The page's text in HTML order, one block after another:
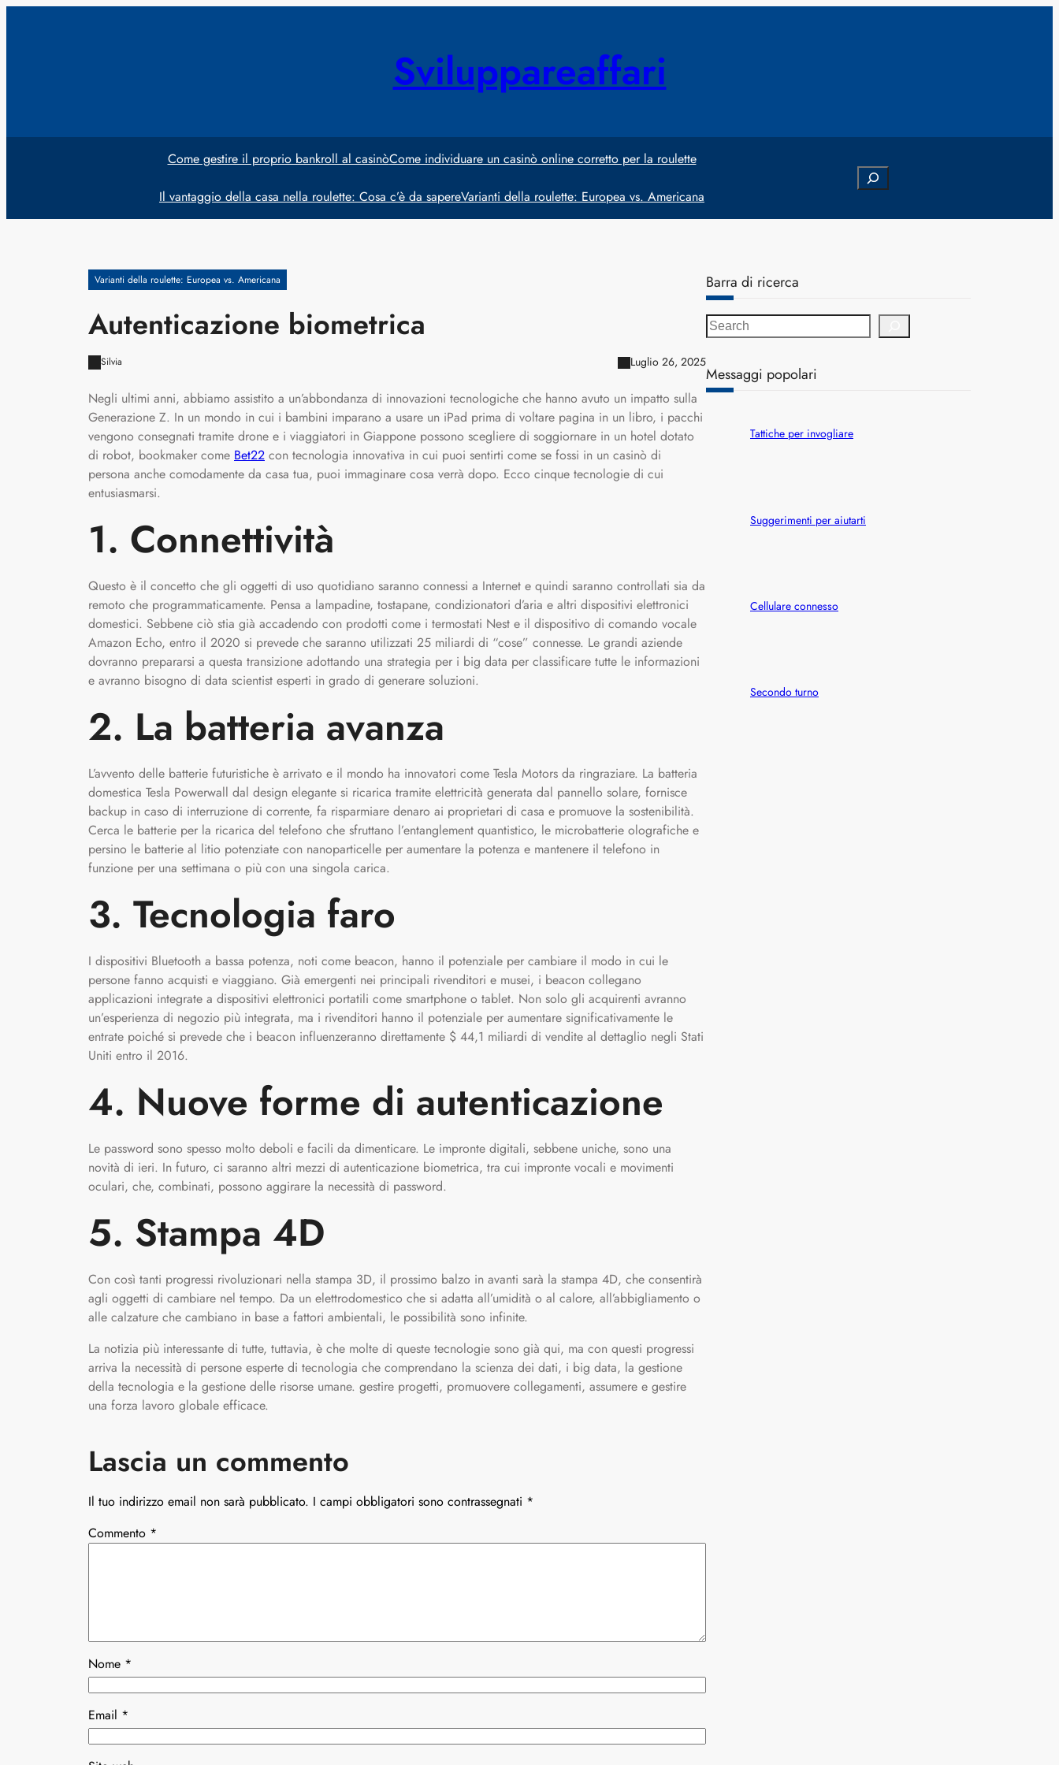
Sviluppareaffari
Come gestire il proprio bankroll al casinòCome individuare un casinò online corretto per la roulette
Il vantaggio della casa nella roulette: Cosa c’è da sapereVarianti della roulette: Europea vs. Americana
Search
Varianti della roulette: Europea vs. Americana
Autenticazione biometrica
Silvia Luglio 26, 2025
Negli ultimi anni, abbiamo assistito a un’abbondanza di innovazioni tecnologiche che hanno avuto un impatto sulla
Generazione Z. In un mondo in cui i bambini imparano a usare un iPad prima di voltare pagina in un libro, i pacchi
vengono consegnati tramite drone e i viaggiatori in Giappone possono scegliere di soggiornare in un hotel dotato
di robot, bookmaker come Bet22 con tecnologia innovativa in cui puoi sentirti come se fossi in un casinò di
persona anche comodamente da casa tua, puoi immaginare cosa verrà dopo. Ecco cinque tecnologie di cui
entusiasmarsi.
1. Connettività
Questo è il concetto che gli oggetti di uso quotidiano saranno connessi a Internet e quindi saranno controllati sia da
remoto che programmaticamente. Pensa a lampadine, tostapane, condizionatori d’aria e altri dispositivi elettronici
domestici. Sebbene ciò stia già accadendo con prodotti come i termostati Nest e il dispositivo di comando vocale
Amazon Echo, entro il 2020 si prevede che saranno utilizzati 25 miliardi di “cose” connesse. Le grandi aziende
dovranno prepararsi a questa transizione adottando una strategia per i big data per classificare tutte le informazioni
e avranno bisogno di data scientist esperti in grado di generare soluzioni.
2. La batteria avanza
L’avvento delle batterie futuristiche è arrivato e il mondo ha innovatori come Tesla Motors da ringraziare. La batteria
domestica Tesla Powerwall dal design elegante si ricarica tramite elettricità generata dal pannello solare, fornisce
backup in caso di interruzione di corrente, fa risparmiare denaro ai proprietari di casa e promuove la sostenibilità.
Cerca le batterie per la ricarica del telefono che sfruttano l’entanglement quantistico, le microbatterie olografiche e
persino le batterie al litio potenziate con nanoparticelle per aumentare la potenza e mantenere il telefono in
funzione per una settimana o più con una singola carica.
3. Tecnologia faro
I dispositivi Bluetooth a bassa potenza, noti come beacon, hanno il potenziale per cambiare il modo in cui le
persone fanno acquisti e viaggiano. Già emergenti nei principali rivenditori e musei, i beacon collegano
applicazioni integrate a dispositivi elettronici portatili come smartphone o tablet. Non solo gli acquirenti avranno
un’esperienza di negozio più integrata, ma i rivenditori hanno il potenziale per aumentare significativamente le
entrate poiché si prevede che i beacon influenzeranno direttamente $ 44,1 miliardi di vendite al dettaglio negli Stati
Uniti entro il 2016.
4. Nuove forme di autenticazione
Le password sono spesso molto deboli e facili da dimenticare. Le impronte digitali, sebbene uniche, sono una
novità di ieri. In futuro, ci saranno altri mezzi di autenticazione biometrica, tra cui impronte vocali e movimenti
oculari, che, combinati, possono aggirare la necessità di password.
5. Stampa 4D
Con così tanti progressi rivoluzionari nella stampa 3D, il prossimo balzo in avanti sarà la stampa 4D, che consentirà
agli oggetti di cambiare nel tempo. Da un elettrodomestico che si adatta all’umidità o al calore, all’abbigliamento o
alle calzature che cambiano in base a fattori ambientali, le possibilità sono infinite.
La notizia più interessante di tutte, tuttavia, è che molte di queste tecnologie sono già qui, ma con questi progressi
arriva la necessità di persone esperte di tecnologia che comprendano la scienza dei dati, i big data, la gestione
della tecnologia e la gestione delle risorse umane. gestire progetti, promuovere collegamenti, assumere e gestire
una forza lavoro globale efficace.
Lascia un commento
Il tuo indirizzo email non sarà pubblicato. I campi obbligatori sono contrassegnati *
Commento *
Nome *
Email *
Barra di ricerca
S
e
a
r
c
Messaggi popolari
Tattiche per invogliare
Suggerimenti per aiutarti
Cellulare connesso
Secondo turno